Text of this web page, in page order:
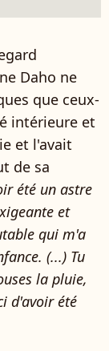
Daho ne
que ceux-
intérieure et
et l'avait
de sa
été un astre
et
qui m'a
(...) Tu
la pluie,
d'avoir été